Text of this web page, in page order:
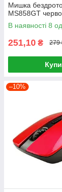
Мишка
MS858GT
В наявності 8 од.
251,10 ₴ 279
–10%